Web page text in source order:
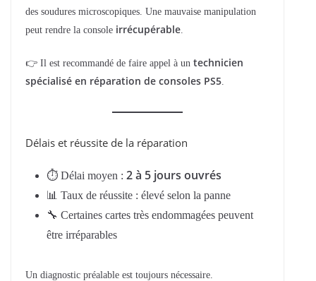
des soudures microscopiques. Une mauvaise manipulation
peut rendre la console irrécupérable.
👉 Il est recommandé de faire appel à un technicien
spécialisé en réparation de consoles PS5.
Délais et réussite de la réparation
⏱ Délai moyen : 2 à 5 jours ouvrés
📊 Taux de réussite : élevé selon la panne
🔧 Certaines cartes très endommagées peuvent
être irréparables
Un diagnostic préalable est toujours nécessaire.